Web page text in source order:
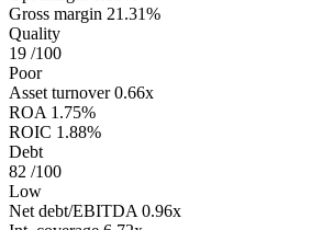
Gross margin 21.31%
Quality
19 /100
Poor
Asset turnover 0.66x
ROA 1.75%
ROIC 1.88%
Debt
82 /100
Low
Net debt/EBITDA 0.96x